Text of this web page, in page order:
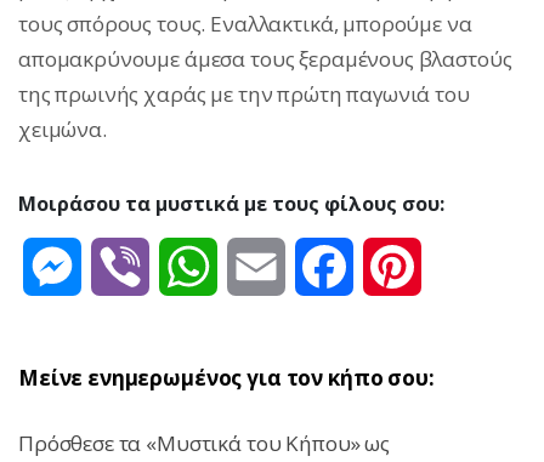
τους σπόρους τους. Εναλλακτικά, μπορούμε να
απομακρύνουμε άμεσα τους ξεραμένους βλαστούς
της πρωινής χαράς με την πρώτη παγωνιά του
χειμώνα.
Μοιράσου τα μυστικά με τους φίλους σου:
Messenger
Viber WhatsAppEmail Facebook
Μείνε ενημερωμένος για τον κήπο σου:
Πρόσθεσε τα «Μυστικά του Κήπου» ως